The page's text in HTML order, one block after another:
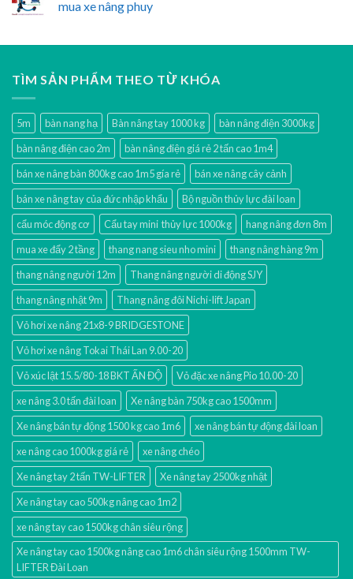
mua xe nâng phuy
TÌM SẢN PHẨM THEO TỪ KHÓA
5m bàn nang hạ Bàn nâng tay 1000 kg
bàn nâng điện 3000kg
bàn nâng điện cao 2m
bàn nâng điện giá rẻ 2 tấn cao 1m4
bán xe nâng bàn 800kg cao 1m5 gía rẻ
bán xe nâng cây cảnh
bán xe nâng tay của đức nhập khẩu
Bộ nguồn thủy lực đài loan
cẩu móc động cơ
Cẩu tay mini thủy lực 1000kg
hang nâng đơn 8m
mua xe đẩy 2 tầng
thang nang sieu nho mini
thang nâng hàng 9m
thang nâng người 12m
Thang nâng người di động SJY
thang nâng nhật 9m
Thang nâng đôi Nichi-lift Japan
Vỏ hơi xe nâng 21x8-9 BRIDGESTONE
Vỏ hơi xe nâng Tokai Thái Lan 9.00-20
Vỏ xúc lật 15.5/80-18 BKT ẤN ĐỘ
Vỏ đặc xe nâng Pio 10.00-20
xe nâng 3.0 tấn đài loan
Xe nâng bàn 750kg cao 1500mm
Xe nâng bán tự động 1500 kg cao 1m6
xe nâng bán tự động đài loan
xe nâng cao 1000kg giá rẻ
xe nâng chéo
Xe nâng tay 2 tấn TW-LIFTER
Xe nâng tay 2500kg nhật
Xe nâng tay cao 500kg nâng cao 1m2
xe nâng tay cao 1500kg chân siêu rộng
Xe nâng tay cao 1500kg nâng cao 1m6 chân siêu rộng 1500mm TW-
LIFTER Đài Loan